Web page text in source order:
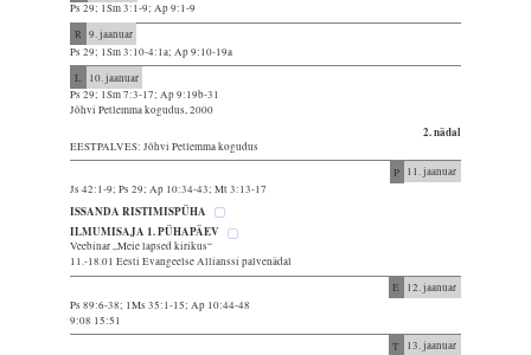
Ps 29; 1Sm 3:1-9; Ap 9:1-9
R 9. jaanuar
Ps 29; 1Sm 3:10-4:1a; Ap 9:10-19a
L
10. jaanuar
Ps 29; 1Sm 7:3-17; Ap 9:19b-31
Jõhvi Petlemma kogudus, 2000
2. nädal
EESTPALVES: Jõhvi Petlemma kogudus
P 11. jaanuar
Js 42:1-9; Ps 29; Ap 10:34-43; Mt 3:13-17
ISSANDA RISTIMISPÜHA
ILMUMISAJA 1. PÜHAPÄEV
Veebinar „Meie lapsed kirikus“
11.-18.01 Eesti Evangeelse Allianssi palvenädal
E
12. jaanuar
Ps 89:6-38; 1Ms 35:1-15; Ap 10:44-48
9:08 15:51
T
13. jaanuar